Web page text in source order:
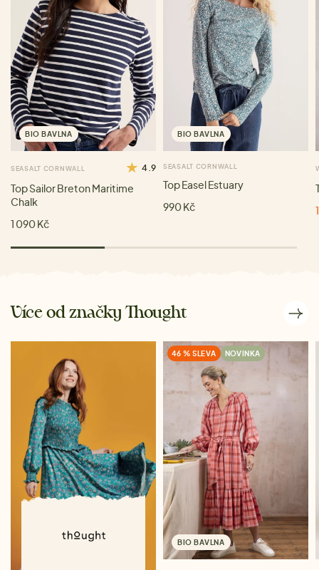
BIO BAVLNA
SEASALT CORNWALL 4.9
Top Sailor Breton Maritime
Chalk
1 090 Kč
BIO BAVLNA
SEASALT CORNWALL
Top Easel Estuary
990 Kč
Více od značky Thought
46 % SLEVA NOVINKA
BIO BAVLNA